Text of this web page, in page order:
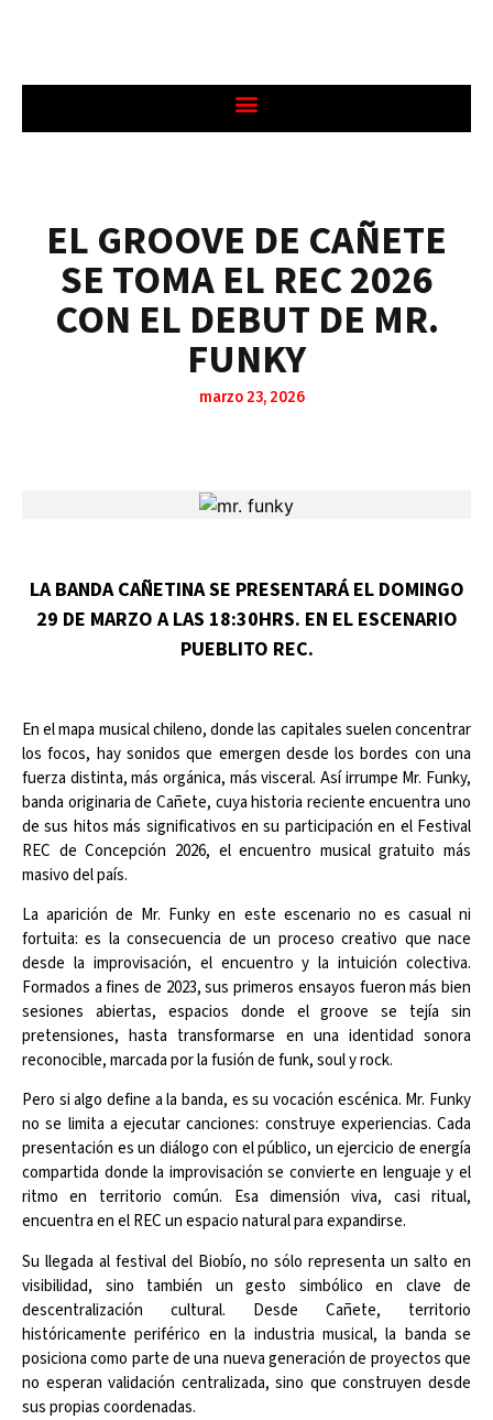
EL GROOVE DE CAÑETE
SE TOMA EL REC 2026
CON EL DEBUT DE MR.
FUNKY
marzo 23, 2026
LA BANDA CAÑETINA SE PRESENTARÁ EL DOMINGO
29 DE MARZO A LAS 18:30HRS. EN EL ESCENARIO
PUEBLITO REC.
En el mapa musical chileno, donde las capitales suelen concentrar
los focos, hay sonidos que emergen desde los bordes con una
fuerza distinta, más orgánica, más visceral. Así irrumpe Mr. Funky,
banda originaria de Cañete, cuya historia reciente encuentra uno
de sus hitos más significativos en su participación en el Festival
REC de Concepción 2026, el encuentro musical gratuito más
masivo del país.
La aparición de Mr. Funky en este escenario no es casual ni
fortuita: es la consecuencia de un proceso creativo que nace
desde la improvisación, el encuentro y la intuición colectiva.
Formados a fines de 2023, sus primeros ensayos fueron más bien
sesiones abiertas, espacios donde el groove se tejía sin
pretensiones, hasta transformarse en una identidad sonora
reconocible, marcada por la fusión de funk, soul y rock.
Pero si algo define a la banda, es su vocación escénica. Mr. Funky
no se limita a ejecutar canciones: construye experiencias. Cada
presentación es un diálogo con el público, un ejercicio de energía
compartida donde la improvisación se convierte en lenguaje y el
ritmo en territorio común. Esa dimensión viva, casi ritual,
encuentra en el REC un espacio natural para expandirse.
Su llegada al festival del Biobío, no sólo representa un salto en
visibilidad, sino también un gesto simbólico en clave de
descentralización cultural. Desde Cañete, territorio
históricamente periférico en la industria musical, la banda se
posiciona como parte de una nueva generación de proyectos que
no esperan validación centralizada, sino que construyen desde
sus propias coordenadas.